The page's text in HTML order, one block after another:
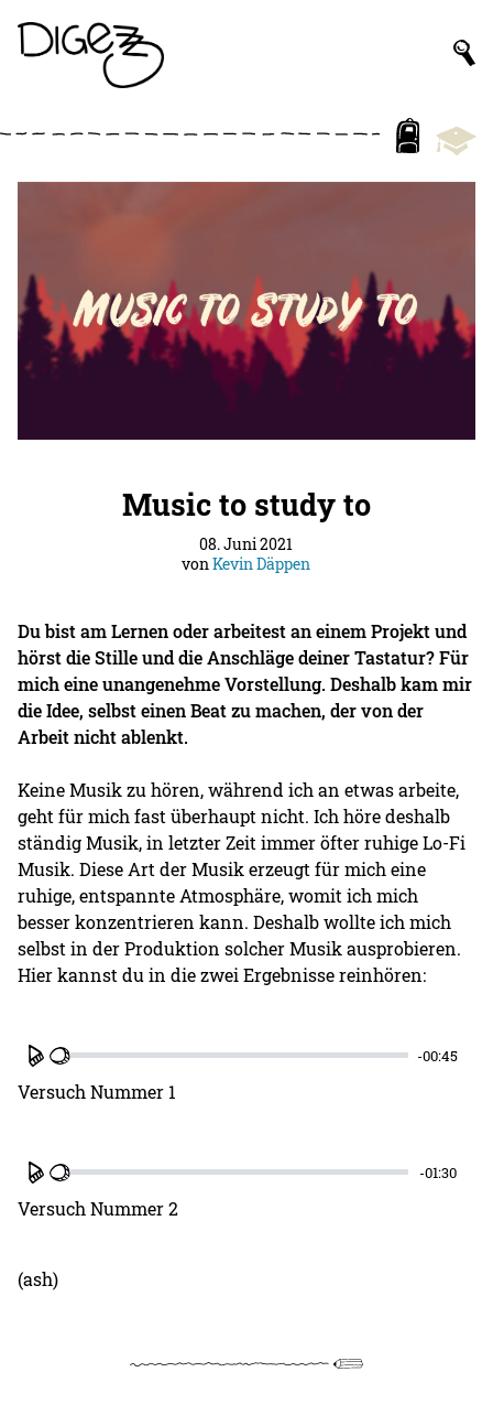
Music to study to
08. Juni 2021
vonKevin Däppen
Du bist am Lernen oder arbeitest an einem Projekt und
hörst die Stille und die Anschläge deiner Tastatur? Für
mich eine unangenehme Vorstellung. Deshalb kam mir
die Idee, selbst einen Beat zu machen, der von der
Arbeit nicht ablenkt.
Keine Musik zu hören, während ich an etwas arbeite,
geht für mich fast überhaupt nicht. Ich höre deshalb
ständig Musik, in letzter Zeit immer öfter ruhige Lo-Fi
Musik. Diese Art der Musik erzeugt für mich eine
ruhige, entspannte Atmosphäre, womit ich mich
besser konzentrieren kann. Deshalb wollte ich mich
selbst in der Produktion solcher Musik ausprobieren.
Hier kannst du in die zwei Ergebnisse reinhören:
Play
-00:45
Versuch Nummer 1
Play
-01:30
Versuch Nummer 2
(ash)